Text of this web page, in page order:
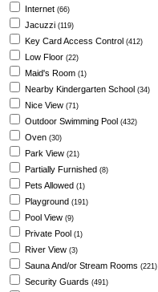
Internet (66)
Jacuzzi (119)
Key Card Access Control (412)
Low Floor (22)
Maid's Room (1)
Nearby Kindergarten School (34)
Nice View (71)
Outdoor Swimming Pool (432)
Oven (30)
Park View (21)
Partially Furnished (8)
Pets Allowed (1)
Playground (191)
Pool View (9)
Private Pool (1)
River View (3)
Sauna And/or Stream Rooms (221)
Security Guards (491)